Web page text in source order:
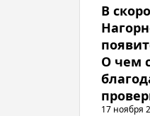
В
О чем
17 ноября